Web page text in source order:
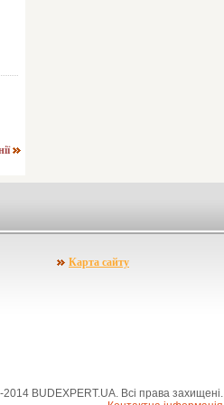
Карта сайту
BUDEXPERT.UA. Всі права захищені.